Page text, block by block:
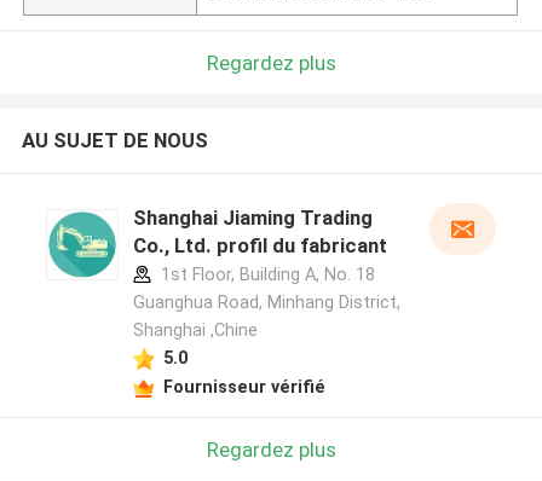
Regardez plus
AU SUJET DE NOUS
Shanghai Jiaming Trading
Co., Ltd. profil du fabricant
1st Floor, Building A, No. 18
Guanghua Road, Minhang District,
Shanghai ,Chine
5.0
Fournisseur vérifié
Regardez plus